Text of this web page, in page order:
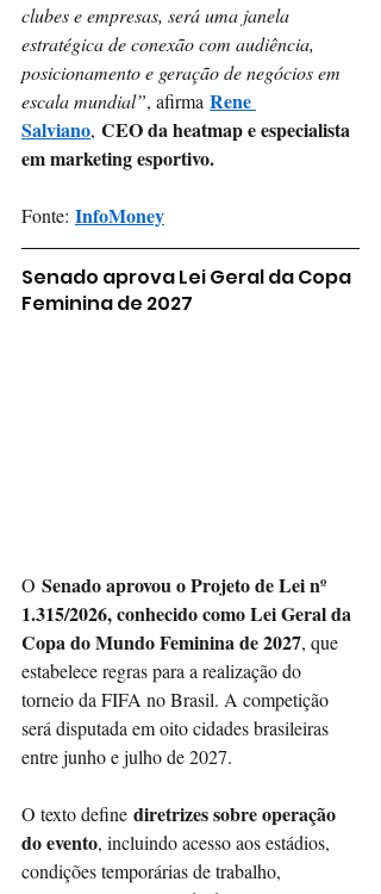
clubes e empresas, será uma janela
estratégica de conexão com audiência,
posicionamento e geração de negócios em
escala mundial”, afirma Rene
Salviano, CEO da heatmap e especialista
em marketing esportivo.
Fonte: InfoMoney
Senado aprova Lei Geral da Copa
Feminina de 2027
O Senado aprovou o Projeto de Lei nº
1.315/2026, conhecido como Lei Geral da
Copa do Mundo Feminina de 2027, que
estabelece regras para a realização do
torneio da FIFA no Brasil. A competição
será disputada em oito cidades brasileiras
entre junho e julho de 2027.
O texto define diretrizes sobre operação
do evento, incluindo acesso aos estádios,
condições temporárias de trabalho,